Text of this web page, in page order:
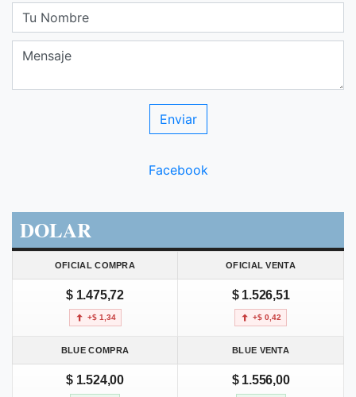
Facebook
DOLAR
OFICIAL COMPRA OFICIAL VENTA
$ 1.475,72
+$ 1,34
$ 1.526,51
+$ 0,42
BLUE COMPRA BLUE VENTA
$ 1.524,00 $ 1.556,00